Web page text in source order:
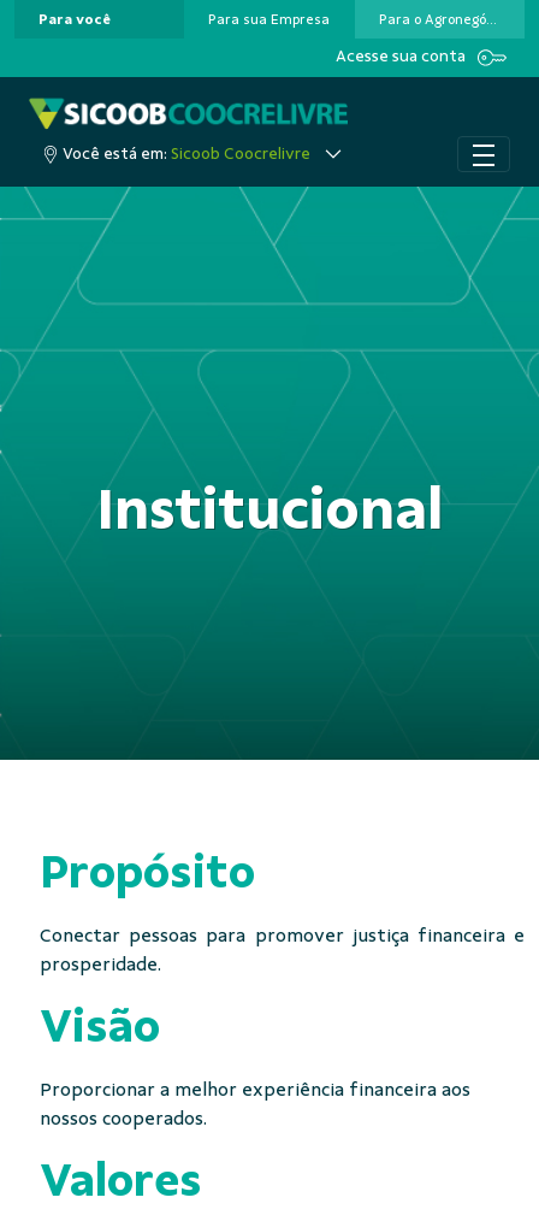
Pular para o Conteúdo principal
Para você Para sua Empresa Para o Agronegócio
Acesse sua conta
Você está em: Sicoob Coocrelivre
Institucional
Propósito
Conectar pessoas para promover justiça financeira e
prosperidade.
Visão
Proporcionar a melhor experiência financeira aos
nossos cooperados.
Valores